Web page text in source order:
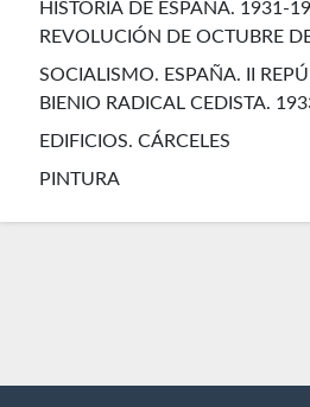
HISTORIA DE ESPAÑA. 1931-
REVOLUCIÓN DE OCTUBRE
SOCIALISMO. ESPAÑA. II
BIENIO RADICAL CEDISTA.
EDIFICIOS. CÁRCELES
PINTURA